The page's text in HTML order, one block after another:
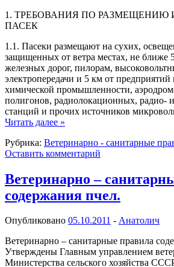
1. ТРЕБОВАНИЯ ПО РАЗМЕЩЕНИЮ
ПАСЕК
1.1. Пасеки размещают на сухих,
защищенных от ветра местах, не ближе
железных дорог, пилорам,
электропередачи и 5 км от предприятий
химической промышленности,
полигонов, радиолокационных, радио-
станций и прочих источников
Читать далее »
Рубрика: Ветеринарно - санитарные
Оставить комментарий
Ветеринарно –
содержания пчел.
Опубликовано 05.10.2011 - Анатолич
Ветеринарно – санитарные правила
Утверждены Главным управлением
Министерства сельского хозяйства